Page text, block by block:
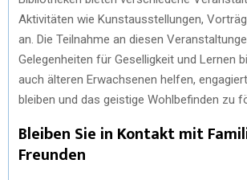
Aktivitäten wie Kunstausstellungen,
an. Die Teilnahme an diesen
Gelegenheiten für Geselligkeit und Lernen
auch älteren Erwachsenen helfen,
bleiben und das geistige Wohlbefinden zu
Bleiben Sie in Kontakt mit
Freunden